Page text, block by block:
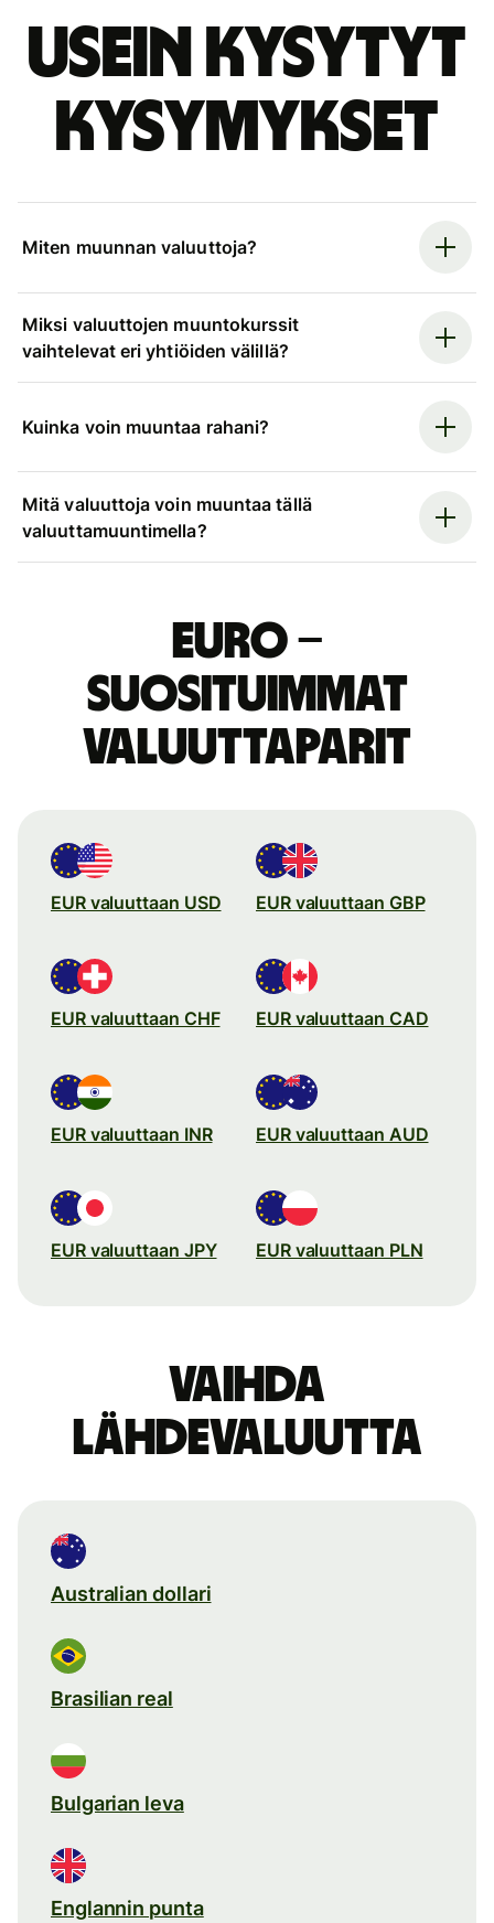
Usein kysytyt
kysymykset
Miten muunnan valuuttoja?
Miksi valuuttojen muuntokurssit
vaihtelevat eri yhtiöiden välillä?
Kuinka voin muuntaa rahani?
Mitä valuuttoja voin muuntaa tällä
valuuttamuuntimella?
euro –
suosituimmat
valuuttaparit
EUR valuuttaan USD EUR valuuttaan GBP
EUR valuuttaan CHF EUR valuuttaan CAD
EUR valuuttaan INR EUR valuuttaan AUD
EUR valuuttaan JPY EUR valuuttaan PLN
Vaihda
lähdevaluutta
Australian dollari
Brasilian real
Bulgarian leva
Englannin punta